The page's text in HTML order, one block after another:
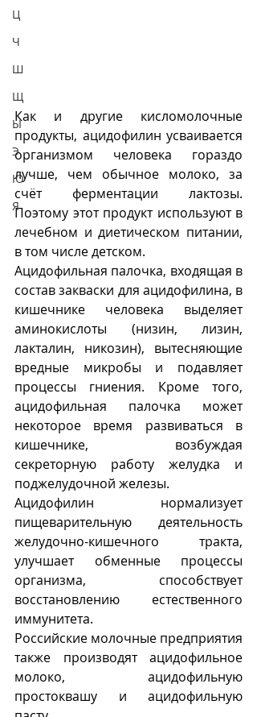
Ц
Ч
Ш
Щ
Ы
Э
Ю
Я
Как и другие кисломолочные
продукты, ацидофилин усваивается
организмом человека гораздо
лучше, чем обычное молоко, за
счёт ферментации лактозы.
Поэтому этот продукт используют в
лечебном и диетическом питании,
в том числе детском.
Ацидофильная палочка, входящая в
состав закваски для ацидофилина, в
кишечнике человека выделяет
аминокислоты (низин, лизин,
лакталин, никозин), вытесняющие
вредные микробы и подавляет
процессы гниения. Кроме того,
ацидофильная палочка может
некоторое время развиваться в
кишечнике, возбуждая
секреторную работу желудка и
поджелудочной железы.
Ацидофилин нормализует
пищеварительную деятельность
желудочно-кишечного тракта,
улучшает обменные процессы
организма, способствует
восстановлению естественного
иммунитета.
Российские молочные предприятия
также производят ацидофильное
молоко, ацидофильную
простоквашу и ацидофильную